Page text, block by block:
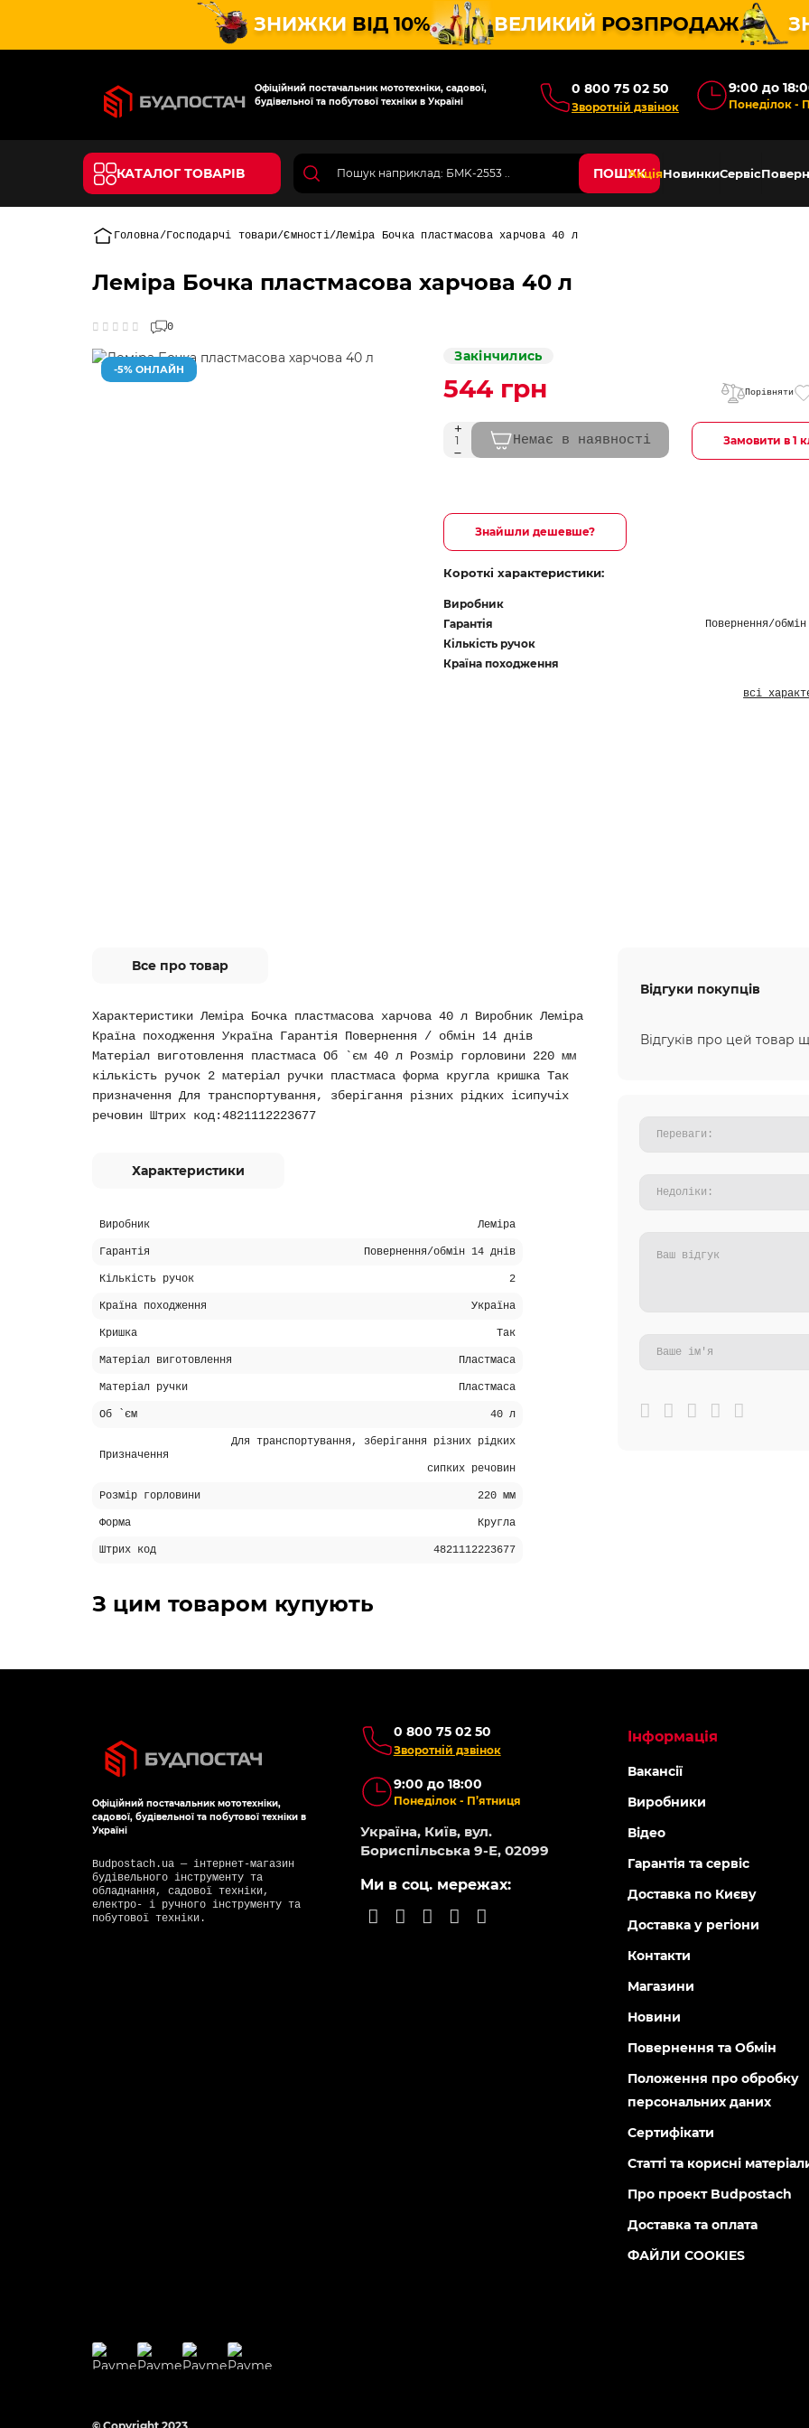
ЗНИЖКИ ВІД 10% ВЕЛИКИЙ РОЗПРОДАЖ
Офіційний постачальник мототехніки, садової,
будівельної та побутової техніки в Україні
0 800 75 02 50
Зворотній дзвінок
9:00 до
Понеділок -
КАТАЛОГ ТОВАРІВ ПОШУКАкціяНовинкиСервіс
Головна Господарчі товари Ємності Леміра Бочка пластмасова харчова 40 л
Леміра Бочка пластмасова харчова 40 л
0
-5% ОНЛАЙН
Закінчились
544 грн Порівняти
Немає в наявності Замовити в 1
Знайшли дешевше?
Короткі характеристики:
Виробник
Гарантія Повернення/
Кількість ручок
Країна походження
всі
Все про товар
Характеристики Леміра Бочка пластмасова харчова 40 л Виробник Леміра
Країна походження Україна Гарантія Повернення / обмін 14 днів
Матеріал виготовлення пластмаса Об `єм 40 л Розмір горловини 220 мм
кількість ручок 2 матеріал ручки пластмаса форма кругла кришка Так
призначення Для транспортування, зберігання різних рідких ісипучіх
речовин Штрих код:4821112223677
Характеристики
Виробник Леміра
Гарантія Повернення/обмін 14 днів
Кількість ручок 2
Країна походження Україна
Кришка Так
Матеріал виготовлення Пластмаса
Матеріал ручки Пластмаса
Об `єм 40 л
Призначення
Для транспортування, зберігання різних рідких
сипких речовин
Розмір горловини 220 мм
Форма Кругла
Штрих код 4821112223677
Відгуки покупців
Відгуків про цей товар
З цим товаром купують
Офіційний постачальник мототехніки,
садової, будівельної та побутової техніки в
Україні
Budpostach.ua — інтернет-магазин
будівельного інструменту та
обладнання, садової техніки,
електро- і ручного інструменту та
побутової техніки.
0 800 75 02 50
Зворотній дзвінок
9:00 до 18:00
Понеділок - П’ятниця
Україна, Київ, вул.
Бориспільська 9-Е, 02099
Ми в соц. мережах:
Інформація
Вакансії
Виробники
Відео
Гарантія та сервіс
Доставка по Києву
Доставка у регіони
Контакти
Магазини
Новини
Повернення та Обмін
Положення про обробку
персональних даних
Сертифікати
Статті та корисні
Про проект Budpostach
Доставка та оплата
ФАЙЛИ COOKIES